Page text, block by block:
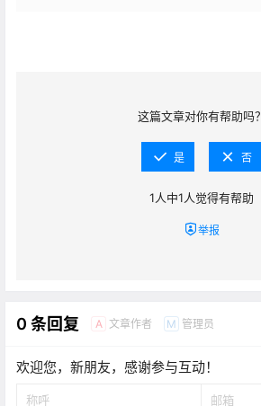
这篇文章对你有帮助吗？
是 否
1人中1人觉得有帮助
举报
0 条回复 A 文章作者 M 管理员
欢迎您，新朋友，感谢参与互动！